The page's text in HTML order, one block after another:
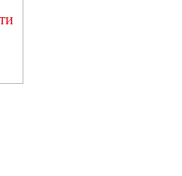
области на сайте